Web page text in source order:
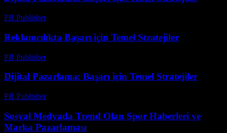
PR Publisher-
Reklamcılıkta Başarı için Temel Stratejiler
PR Publisher-
Dijital Pazarlama: Başarı için Temel Stratejiler
PR Publisher-
Sosyal Medyada Trend Olan Spor Haberleri ve
Marka Pazarlaması